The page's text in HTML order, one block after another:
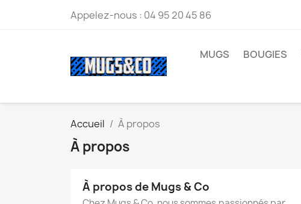
Appelez-nous : 04 95 20 45 86
MUGS BOUGIES
Accueil À propos
À propos
À propos de Mugs & Co